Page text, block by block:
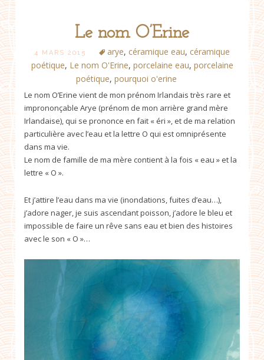
Le nom O’Erine
4 MARS 2015 arye, céramique eau, céramique
poétique, Le nom O'Erine, porcelaine eau, porcelaine
poétique, pourquoi o'erine
Le nom O’Erine vient de mon prénom Irlandais très rare et
imprononçable Arye (prénom de mon arrière grand mère
Irlandaise), qui se prononce en fait « éri », et de ma relation
particulière avec l’eau et la lettre O qui est omniprésente
dans ma vie.
Le nom de famille de ma mère contient à la fois « eau » et la
lettre « O ».
Et j’attire l’eau dans ma vie (inondations, fuites d’eau…),
j’adore nager, je suis ascendant poisson, j’adore le bleu et
impossible de faire un rêve sans eau et bien des histoires
avec le son « O »…